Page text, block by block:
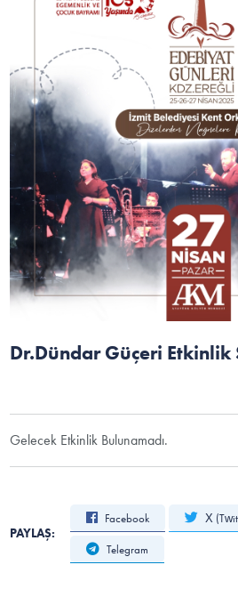
Dr.Dündar Güçeri Etkinlik
Gelecek Etkinlik Bulunamadı.
PAYLAŞ:
Facebook X
Telegram